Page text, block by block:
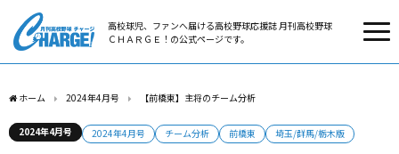
高校球児、ファンへ届ける高校野球応援誌 月刊高校野球
ＣＨＡＲＧＥ！の公式ページです。
ホーム 2024年4月号 【前橋東】主将のチーム分析
2024年4月号 2024年4月号 チーム分析 前橋東 埼玉/群馬/栃木版